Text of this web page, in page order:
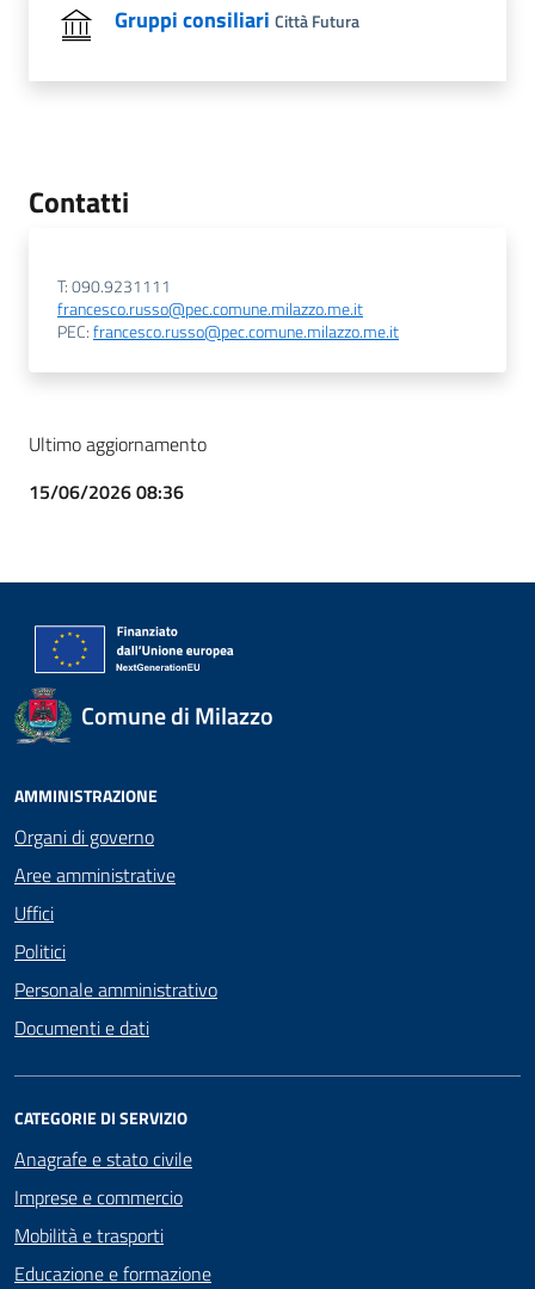
Gruppi consiliari Città Futura
Contatti
T: 090.9231111
francesco.russo@pec.comune.milazzo.me.it
PEC:francesco.russo@pec.comune.milazzo.me.it
Ultimo aggiornamento
15/06/2026 08:36
Comune di Milazzo
AMMINISTRAZIONE
Organi di governo
Aree amministrative
Uffici
Politici
Personale amministrativo
Documenti e dati
CATEGORIE DI SERVIZIO
Anagrafe e stato civile
Imprese e commercio
Mobilità e trasporti
Educazione e formazione